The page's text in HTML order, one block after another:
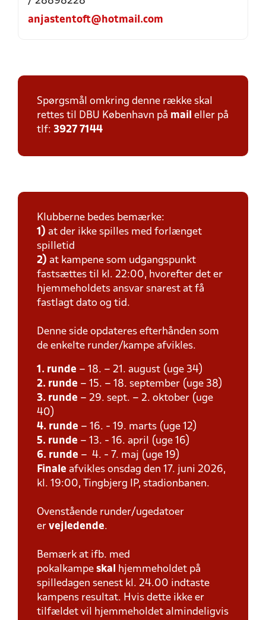
anjastentoft@hotmail.com
Spørgsmål omkring denne række skal
rettes til DBU København på mail eller på
tlf: 3927 7144
Klubberne bedes bemærke:
1) at der ikke spilles med forlænget
spilletid
2) at kampene som udgangspunkt
fastsættes til kl. 22:00, hvorefter det er
hjemmeholdets ansvar snarest at få
fastlagt dato og tid.
Denne side opdateres efterhånden som
de enkelte runder/kampe afvikles.
1. runde – 18. – 21. august (uge 34)
2. runde – 15. – 18. september (uge 38)
3. runde – 29. sept. – 2. oktober (uge
40)
4. runde – 16. - 19. marts (uge 12)
5. runde – 13. - 16. april (uge 16)
6. runde – 4. - 7. maj (uge 19)
Finale afvikles onsdag den 17. juni 2026,
kl. 19:00, Tingbjerg IP, stadionbanen.
Ovenstående runder/ugedatoer
er vejledende.
Bemærk at ifb. med
pokalkampe skal
hjemmeholdet på
spilledagen senest kl. 24.00 indtaste
kampens resultat. Hvis dette ikke er
tilfældet vil hjemmeholdet almindeligvis